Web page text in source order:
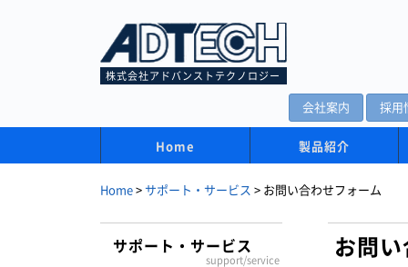
株式会社アドバンストテクノロジー
会社案内 採用
Home 製品紹介
Home > サポート・サービス > お問い合わせフォーム
サポート・サービス
support/service
お問